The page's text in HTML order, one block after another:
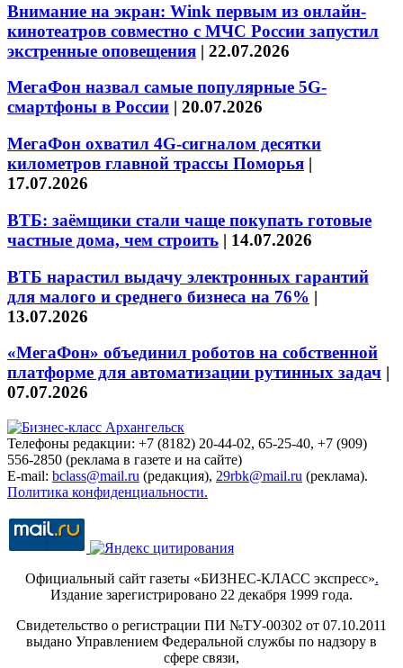
Внимание на экран: Wink первым из онлайн-
кинотеатров совместно с МЧС России запустил
экстренные оповещения | 22.07.2026
МегаФон назвал самые популярные 5G-
смартфоны в России | 20.07.2026
МегаФон охватил 4G-сигналом десятки
километров главной трассы Поморья |
17.07.2026
ВТБ: заёмщики стали чаще покупать готовые
частные дома, чем строить | 14.07.2026
ВТБ нарастил выдачу электронных гарантий
для малого и среднего бизнеса на 76% |
13.07.2026
«МегаФон» объединил роботов на собственной
платформе для автоматизации рутинных задач |
07.07.2026
Телефоны редакции: +7 (8182) 20-44-02, 65-25-40, +7 (909)
556-2850 (реклама в газете и на сайте)
E-mail: bclass@mail.ru (редакция), 29rbk@mail.ru (реклама).
Политика конфиденциальности.
Официальный сайт газеты «БИЗНЕС-КЛАСС экспресс».
Издание зарегистрировано 22 декабря 1999 года.
Свидетельство о регистрации ПИ №ТУ-00302 от 07.10.2011
выдано Управлением Федеральной службы по надзору в
сфере связи,